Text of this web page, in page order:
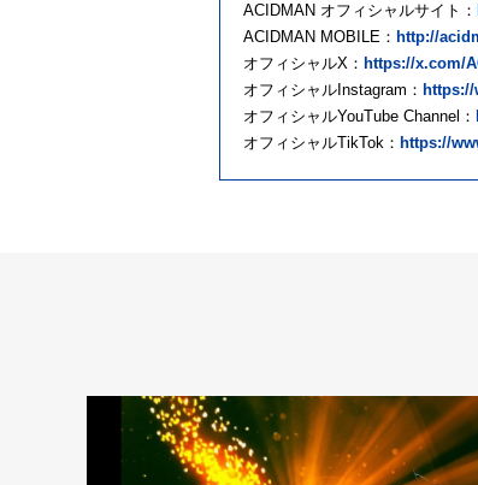
ACIDMAN オフィシャルサイト：
ACIDMAN MOBILE： http://
オフィシャルX： https://x.com/
オフィシャルInstagram：
オフィシャルYouTube Channel：
オフィシャルTikTok： https://